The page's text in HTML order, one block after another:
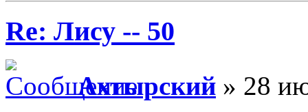
Re: Лису -- 50
Ахтырский » 28